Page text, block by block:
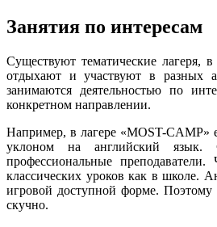
Занятия по интересам
Существуют тематические лагеря,
отдыхают и участвуют в разных
занимаются деятельностью по
конкретном направлении.
Например, в лагере «MOST-CAMP»
уклоном на английский язык.
профессиональные
классических уроков как в школе.
игровой доступной форме.
скучно.